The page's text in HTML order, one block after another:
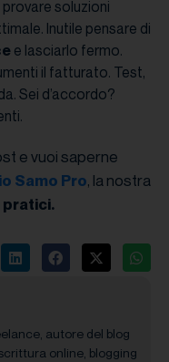
soluzioni
Inutile pensare di
e lasciarlo fermo.
il fatturato. Test,
Sei d’accordo?
e vuoi saperne
Samo Pro, la nostra
autore del blog
online, blogging